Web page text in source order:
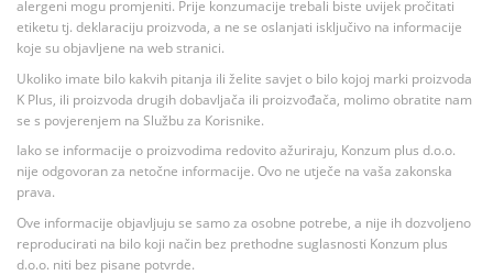
alergeni mogu promjeniti. Prije konzumacije trebali biste uvijek pročitati
etiketu tj. deklaraciju proizvoda, a ne se oslanjati isključivo na informacije
koje su objavljene na web stranici.
Ukoliko imate bilo kakvih pitanja ili želite savjet o bilo kojoj marki proizvoda
K Plus, ili proizvoda drugih dobavljača ili proizvođača, molimo obratite nam
se s povjerenjem na Službu za Korisnike.
Iako se informacije o proizvodima redovito ažuriraju, Konzum plus d.o.o.
nije odgovoran za netočne informacije. Ovo ne utječe na vaša zakonska
prava.
Ove informacije objavljuju se samo za osobne potrebe, a nije ih dozvoljeno
reproducirati na bilo koji način bez prethodne suglasnosti Konzum plus
d.o.o. niti bez pisane potvrde.